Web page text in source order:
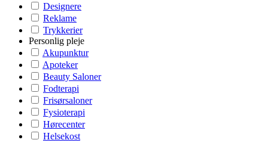
Designere
Reklame
Trykkerier
Personlig pleje
Akupunktur
Apoteker
Beauty Saloner
Fodterapi
Frisørsaloner
Fysioterapi
Hørecenter
Helsekost